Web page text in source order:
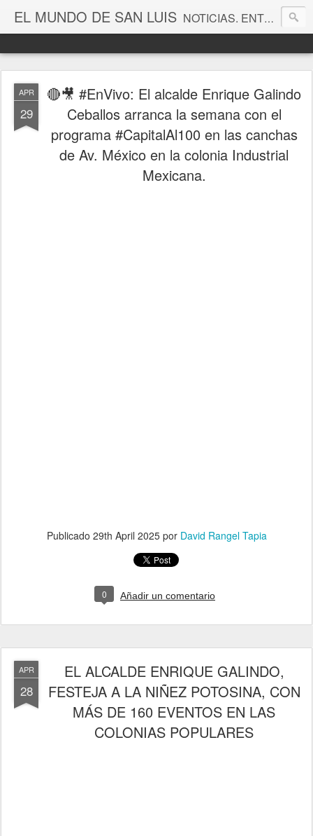
EL MUNDO DE SAN LUIS NOTICIAS. ENTRETENIMIENTO. EDITORIALES. CANAL DE VÍDEOS. GALERÍA DE FOTOGRAFÍAS.
APR
29
🔴🎥 #EnVivo: El alcalde Enrique Galindo
Ceballos arranca la semana con el
programa #CapitalAl100 en las canchas
de Av. México en la colonia Industrial
Mexicana.
Publicado 29th April 2025por David Rangel Tapia
0 Añadir un comentario
APR
28
EL ALCALDE ENRIQUE GALINDO,
FESTEJA A LA NIÑEZ POTOSINA, CON
MÁS DE 160 EVENTOS EN LAS
COLONIAS POPULARES